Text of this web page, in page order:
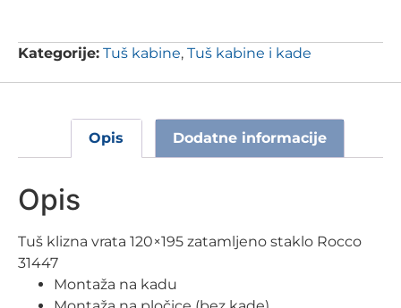
Kategorije: Tuš kabine, Tuš kabine i kade
Opis Dodatne informacije
Opis
Tuš klizna vrata 120×195 zatamljeno staklo Rocco
31447
Montaža na kadu